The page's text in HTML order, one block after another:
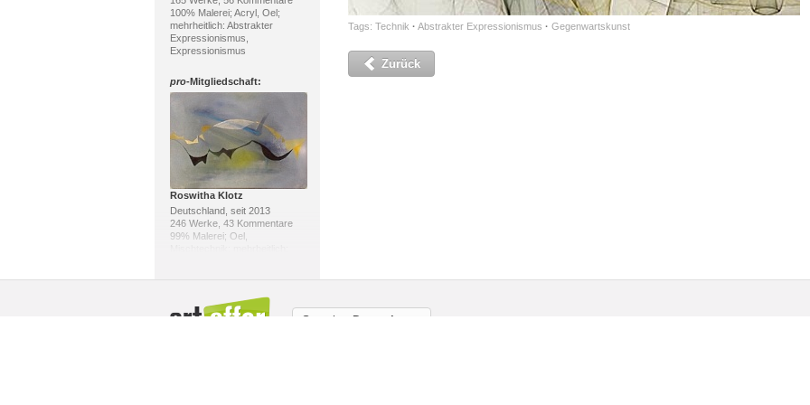
100% Malerei; Acryl, Oel;
mehrheitlich: Abstrakter
Expressionismus,
Expressionismus
pro-Mitgliedschaft:
Roswitha Klotz
Deutschland, seit 2013
246 Werke, 43 Kommentare
99% Malerei; Oel,
-Mitgliedschaft:
Tags: Technik · Abstrakter Expressionismus · Gegenwartskunst
Zurück
Sprache: Deutsch